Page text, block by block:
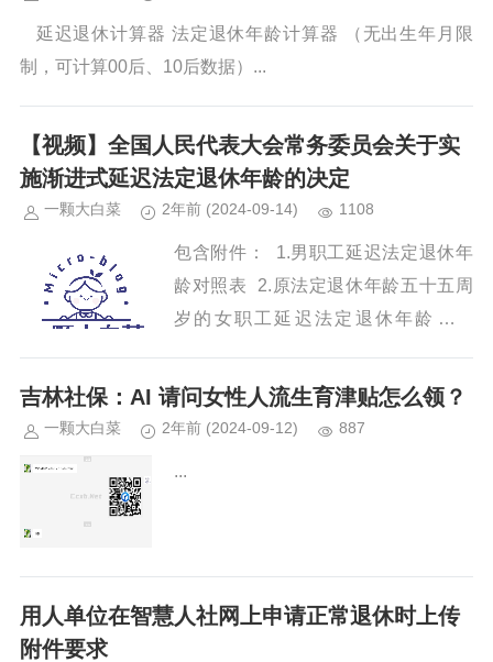
延迟退休计算器 法定退休年龄计算器 （无出生年月限
制，可计算00后、10后数据）...
【视频】全国人民代表大会常务委员会关于实
施渐进式延迟法定退休年龄的决定
一颗大白菜 2年前 (2024-09-14) 1108
包含附件： 1.男职工延迟法定退休年
龄对照表 2.原法定退休年龄五十五周
岁的女职工延迟法定退休年龄对照
吉林社保：AI 请问女性人流生育津贴怎么领？
一颗大白菜 2年前 (2024-09-12) 887
...
用人单位在智慧人社网上申请正常退休时上传
附件要求